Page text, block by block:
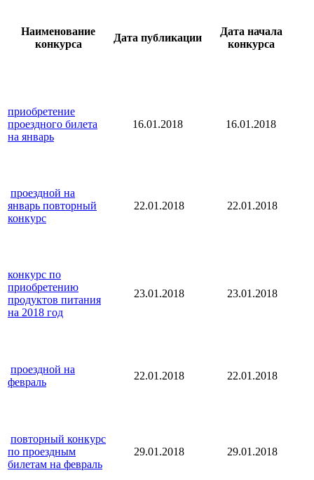
Наименование
конкурса
Дата публикации
Дата начала
конкурса
приобретение
проездного билета
на январь
16.01.2018 16.01.2018
проездной на
январь повторный
конкурс
22.01.2018 22.01.2018
конкурс по
приобретению
продуктов питания
на 2018 год
23.01.2018 23.01.2018
проездной на
февраль
22.01.2018 22.01.2018
повторный конкурс
по проездным
билетам на февраль
29.01.2018 29.01.2018